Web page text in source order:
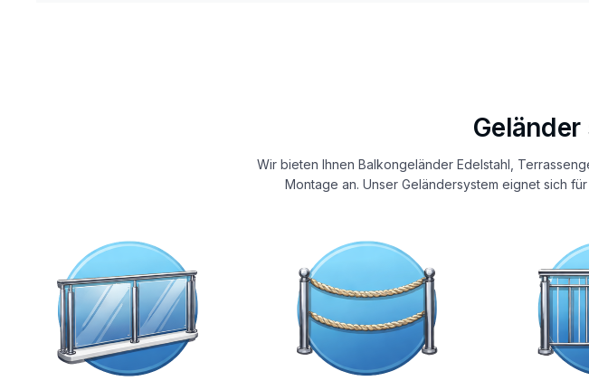
Wir bieten Ihnen Balkongeländer Edelstahl,
Montage an. Unser Geländersystem eignet sich